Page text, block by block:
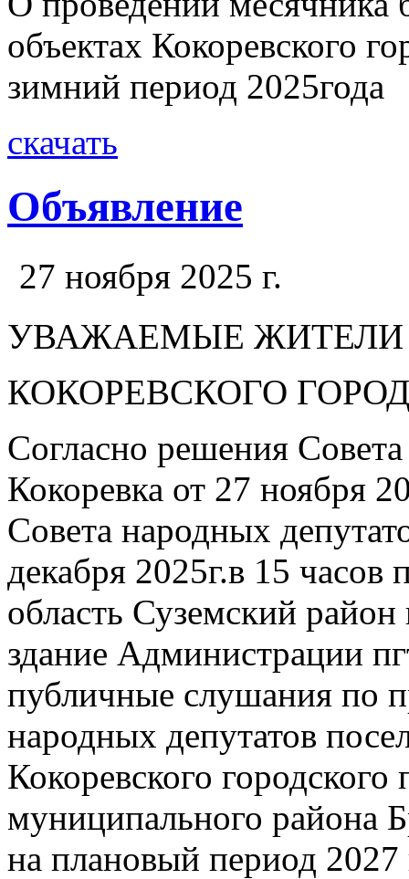
объектах Кокоревского
зимний период 2025года
скачать
Объявление
27 ноября 2025 г.
УВАЖАЕМЫЕ ЖИТЕЛИ
КОКОРЕВСКОГО
Согласно решения
Кокоревка от 27 ноября
Совета народных
декабря 2025г.в 15 часов
область Суземский
здание Администрации
публичные слушания по
народных депутатов
Кокоревского
муниципального района
на плановый период 2027